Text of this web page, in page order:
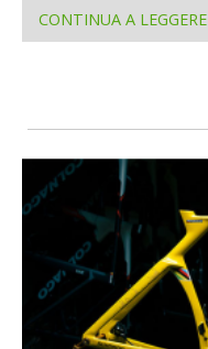
CONTINUA A LEGGERE